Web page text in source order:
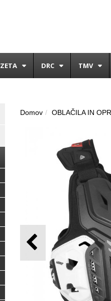
ZETA DRC TMV
Domov OBLAČILA IN